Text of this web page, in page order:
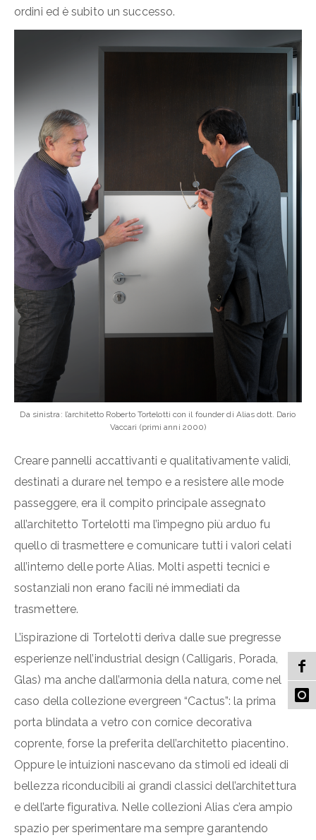
ordini ed è subito un successo.
Da sinistra: l’architetto Roberto Tortelotti con il founder di Alias dott. Dario
Vaccari (primi anni 2000)
Creare pannelli accattivanti e qualitativamente validi,
destinati a durare nel tempo e a resistere alle mode
passeggere, era il compito principale assegnato
all’architetto Tortelotti ma l’impegno più arduo fu
quello di trasmettere e comunicare tutti i valori celati
all’interno delle porte Alias. Molti aspetti tecnici e
sostanziali non erano facili né immediati da
trasmettere.
L’ispirazione di Tortelotti deriva dalle sue pregresse
esperienze nell’industrial design (Calligaris, Porada,
Glas) ma anche dall’armonia della natura, come nel
caso della collezione evergreen “Cactus”: la prima
porta blindata a vetro con cornice decorativa
coprente, forse la preferita dell’architetto piacentino.
Oppure le intuizioni nascevano da stimoli ed ideali di
bellezza riconducibili ai grandi classici dell’architettura
e dell’arte figurativa. Nelle collezioni Alias c’era ampio
spazio per sperimentare ma sempre garantendo